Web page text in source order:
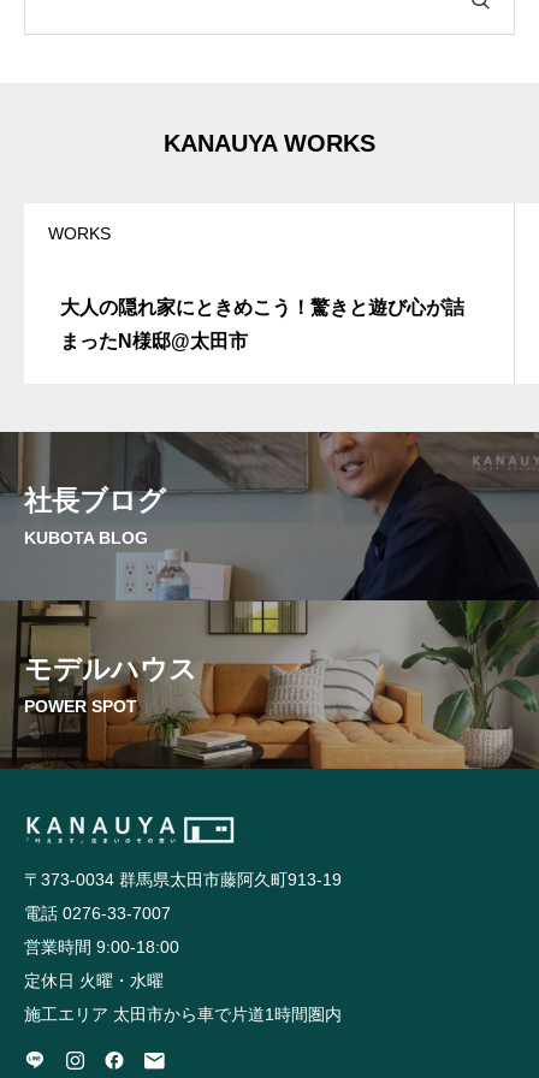
i
KANAUYA WORKS
WORKS
大人の隠れ家にときめこう！驚きと遊び心が詰
まったN様邸@太田市
社長ブログ
KUBOTA BLOG
モデルハウス
POWER SPOT
〒373-0034 群馬県太田市藤阿久町913-19
電話 0276-33-7007
営業時間 9:00-18:00
定休日 火曜・水曜
施工エリア 太田市から車で片道1時間圏内